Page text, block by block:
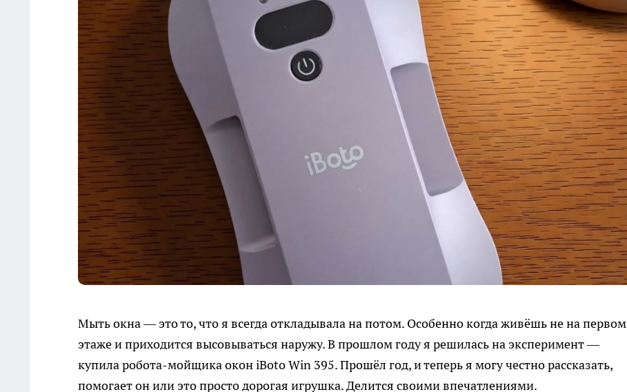
Мыть окна — это то, что я всегда откладывала на потом. Особенно когда живёшь не на первом
этаже и приходится высовываться наружу. В прошлом году я решилась на эксперимент —
купила робота-мойщика окон iBoto Win 395. Прошёл год, и теперь я могу честно рассказать,
помогает он или это просто дорогая игрушка. Делится своими впечатлениями.